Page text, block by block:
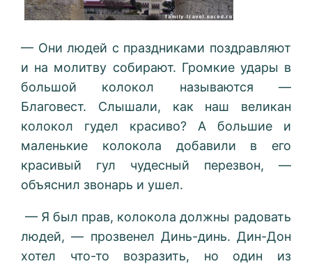
— Они людей с праздниками поздравляют
и на молитву собирают. Громкие удары в
большой колокол называются —
Благовест. Слышали, как наш великан
колокол гудел красиво? А большие и
маленькие колокола добавили в его
красивый гул чудесный перезвон, —
объяснил звонарь и ушел.
— Я был прав, колокола должны радовать
людей, — прозвенел Динь-динь. Дин-Дон
хотел что-то возразить, но один из